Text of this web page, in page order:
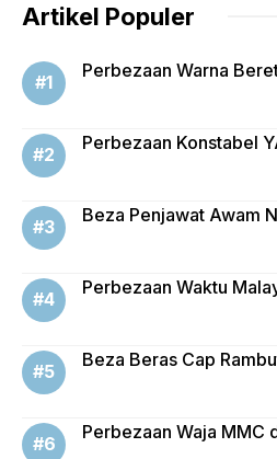
Artikel Populer
Perbezaan Warna
Perbezaan Konstabel
Beza Penjawat Awam
Perbezaan Waktu
Beza Beras Cap
Perbezaan Waja MMC